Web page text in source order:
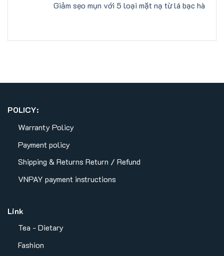
Giảm sẹo mụn với 5 loại mặt nạ từ lá bạc hà
POLICY:
Warranty Policy
Payment policy
Shipping & Returns Return / Refund
VNPAY payment instructions
Link
Tea - Dietary
Fashion